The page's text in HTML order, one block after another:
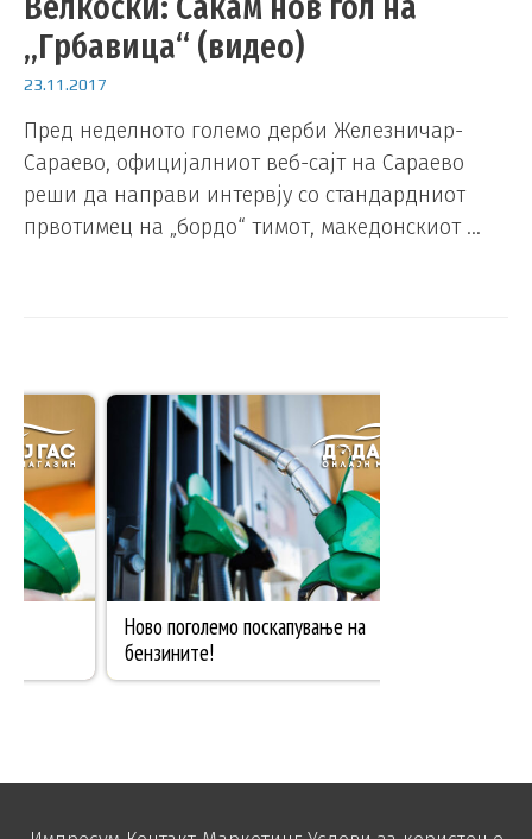
„Грбавица“ (видео)
23.11.2017
Пред неделното големо дерби Железничар-
Сараево, официјалниот веб-сајт на Сараево
реши да направи интервју со стандардниот
првотимец на „бордо“ тимот, македонскиот …